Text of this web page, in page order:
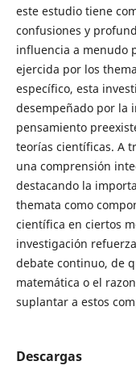
este estudio tiene
confusiones y
influencia a menudo
ejercida por los
específico, esta
desempeñado por la
pensamiento
teorías científicas. A
una comprensión
destacando la
themata como
científica en ciertos
investigación
debate continuo, de
matemática o el
suplantar a estos
Descargas